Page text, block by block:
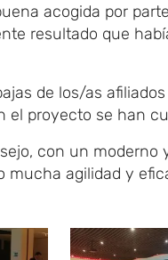
acogida por
resultado que
de los/as
el proyecto se han
con un moderno
mucha agilidad y